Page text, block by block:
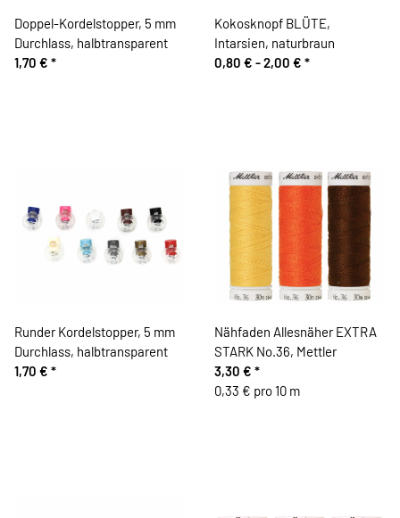
Doppel-Kordelstopper, 5 mm
Durchlass, halbtransparent
1,70 € *
Kokosknopf BLÜTE,
Intarsien, naturbraun
0,80 € -2,00 € *
Runder Kordelstopper, 5 mm
Durchlass, halbtransparent
1,70 € *
Nähfaden Allesnäher EXTRA
STARK No.36, Mettler
3,30 € *
0,33 € pro 10 m